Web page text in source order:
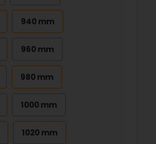
940 mm
960 mm
980 mm
1000 mm
1020 mm